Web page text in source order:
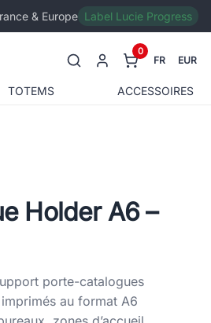
& Europe Label Lucie Progress
TOTEMS ACCESSOIRES
0
FR EUR
Holder A6 –
porte-catalogues
au format A6